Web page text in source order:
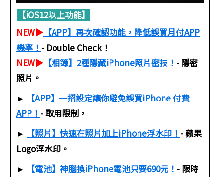
【iOS12以上功能】
NEW▶ 【APP】再次確認功能，降低誤買月付APP
機率！ - Double Check！
NEW▶ 【相簿】2種隱藏iPhone照片密技！ - 隱密
照片。
►
【APP】一招設定讓你避免誤買iPhone 付費
APP！ - 取用限制。
►
【照片】快速在照片加上iPhone浮水印！ - 蘋果
Logo浮水印。
►
【電池】神腦換iPhone電池只要690元！ - 限時